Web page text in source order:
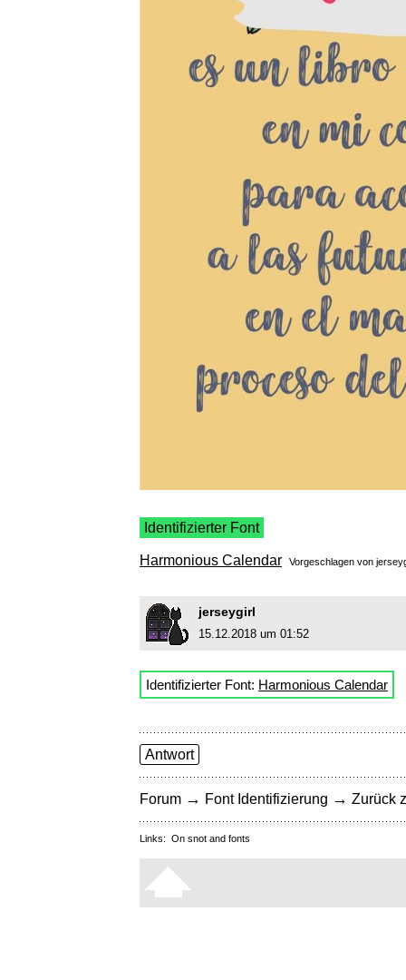
Identifizierter Font
Harmonious Calendar Vorgeschlagen von
jerseygirl
15.12.2018 um 01:52
Identifizierter Font: Harmonious Calendar
Antwort
Forum → Font Identifizierung → Zurück
Links: On snot and fonts